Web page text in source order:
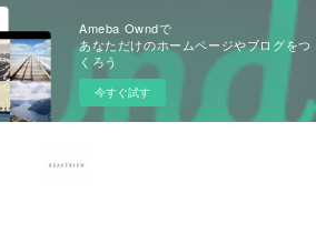
Ameba Owndで
あなただけのホームページやブログをつ
くろう
今すぐ試す